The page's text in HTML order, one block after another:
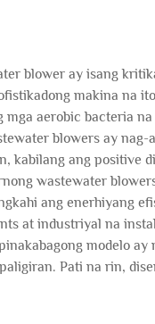
blower ay isang
makina na
mga aerobic bacteria
blowers ay nag-
kabilang ang positive
wastewater
ang enerhiyang
at industriyal na
modelo
Pati na rin,